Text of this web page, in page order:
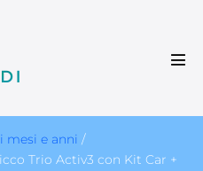
mesi e anni /
Trio Activ3 con Kit Car +